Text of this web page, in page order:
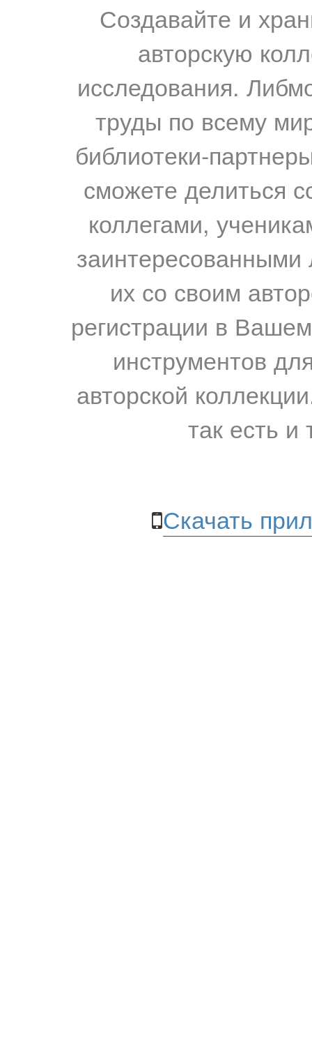
Создавайте и
авторскую
исследования.
труды по всему
библиотеки-
сможете делиться
коллегами,
их со своим
регистрации в
инструментов
авторской
так есть и
Скачать